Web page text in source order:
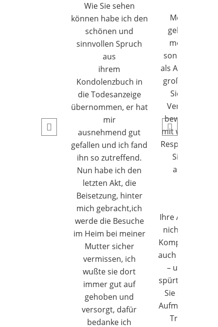
Wie Sie sehen
können habe ich den
schönen und
sinnvollen Spruch
aus
ihrem
Kondolenzbuch in
die Todesanzeige
übernommen, er hat
mir
ausnehmend gut
gefallen und ich fand
ihn so zutreffend.
Nun habe ich den
letzten Akt, die
Beisetzung, hinter
mich gebracht,ich
werde die Besuche
im Heim bei meiner
Mutter sicher
vermissen, ich
wußte sie dort
immer gut auf
gehoben und
versorgt, dafür
bedanke ich
geben nicht
meiner
sondern auch
als
großes Gefühl
Sicherheit
Vertrauen.
mit wie viel
Respekt und
Sie den
Ihre Arbeit
nicht nur
Kompetenz,
auch ein
– und genau
spürt man bei
Sie schenken
Trost, selbst